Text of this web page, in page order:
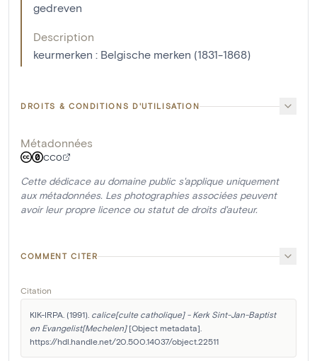
gedreven
Description
keurmerken : Belgische merken (1831-1868)
DROITS & CONDITIONS D'UTILISATION
Métadonnées
CC0
Cette dédicace au domaine public s'applique uniquement
aux métadonnées. Les photographies associées peuvent
avoir leur propre licence ou statut de droits d'auteur.
COMMENT CITER
Citation
KIK-IRPA. (1991). calice[culte catholique] - Kerk Sint-Jan-Baptist
en Evangelist[Mechelen] [Object metadata].
https://hdl.handle.net/20.500.14037/object.22511